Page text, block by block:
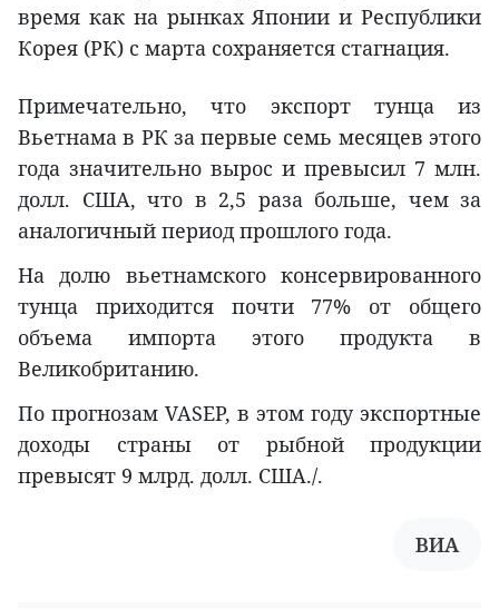
время как на рынках Японии и Республики
Корея (РК) с марта сохраняется стагнация.
Примечательно, что экспорт тунца из
Вьетнама в РК за первые семь месяцев этого
года значительно вырос и превысил 7 млн.
долл. США, что в 2,5 раза больше, чем за
аналогичный период прошлого года.
На долю вьетнамского консервированного
тунца приходится почти 77% от общего
объема импорта этого продукта в
Великобританию.
По прогнозам VASEP, в этом году экспортные
доходы страны от рыбной продукции
превысят 9 млрд. долл. США./.
ВИА